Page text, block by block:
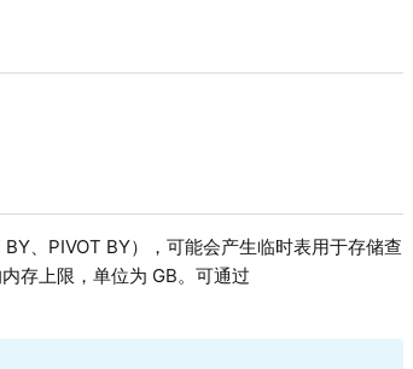
、PIVOT BY），可能会产生临时表用于存储查
存上限，单位为 GB。可通过